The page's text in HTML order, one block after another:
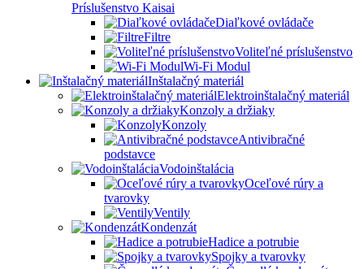
Príslušenstvo Kaisai
Diaľkové ovládače
Filtre
Voliteľné príslušenstvo
Wi-Fi Modul
Inštalačný materiál
Elektroinštalačný materiál
Konzoly a držiaky
Konzoly
Antivibračné
podstavce
Vodoinštalácia
Oceľové rúry a
tvarovky
Ventily
Kondenzát
Hadice a potrubie
Spojky a tvarovky